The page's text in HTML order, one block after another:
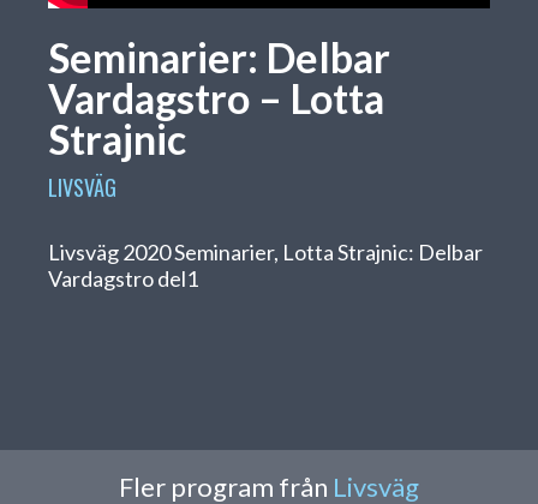
Seminarier: Delbar
Vardagstro – Lotta
Strajnic
LIVSVÄG
Livsväg 2020 Seminarier, Lotta Strajnic: Delbar
Vardagstro del1
Fler program från Livsväg